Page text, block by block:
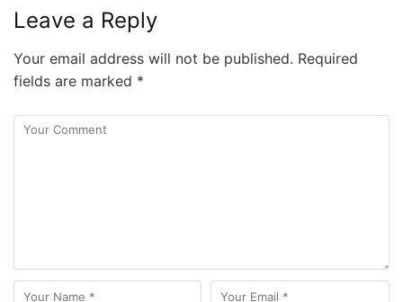
Leave a Reply
Your email address will not be published. Required
fields are marked *